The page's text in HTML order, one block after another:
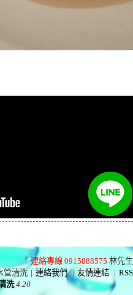
連絡專線 0915888575 林先生
管清洗 | 連絡我們 | 友情連結 | RSS
洗 4.20